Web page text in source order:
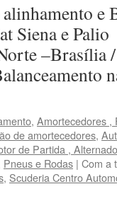
e
Siena e
, Amortecedores ,
de amortecedores,
de Partida ,
Pneus e Rodas | Com a
, Scuderia Centro